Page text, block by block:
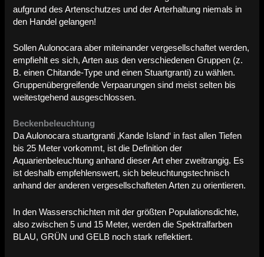
aufgrund des Artenschutzes und der Arterhaltung niemals in
den Handel gelangen!
Sollen Aulonocara aber miteinander vergesellschaftet werden,
empfiehlt es sich, Arten aus den verschiedenen Gruppen (z.
B. einen Chitande-Type und einen Stuartgranti) zu wählen.
Gruppenübergreifende Verpaarungen sind meist selten bis
weitestgehend ausgeschlossen.
Beckenbeleuchtung
Da Aulonocara stuartgranti ‚Kande Island‘ in fast allen Tiefen
bis 25 Meter vorkommt, ist die Definition der
Aquarienbeleuchtung anhand dieser Art eher zweitrangig. Es
ist deshalb empfehlenswert, sich beleuchtungstechnisch
anhand der anderen vergesellschafteten Arten zu orientieren.
In den Wasserschichten mit der größten Populationsdichte,
also zwischen 5 und 15 Meter, werden die Spektralfarben
BLAU, GRÜN und GELB noch stark reflektiert.